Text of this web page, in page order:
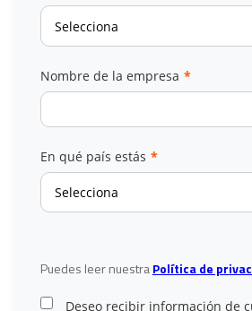
Nombre de la empresa *
En qué país estás *
Puedes leer nuestraPolítica de
Deseo recibir información de